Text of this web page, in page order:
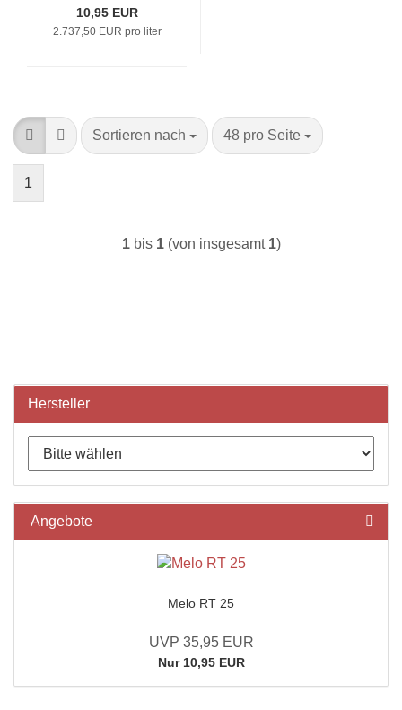
10,95 EUR
2.737,50 EUR pro liter
Sortieren nach
Sortieren nach 48 pro Seite
pro Seite
1
1bis 1(von insgesamt 1)
Hersteller
Angebote
Melo RT 25
UVP 35,95 EUR
Nur 10,95 EUR